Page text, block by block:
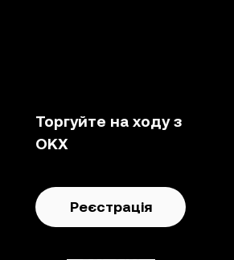
Торгуйте на ходу з
OKX
Реєстрація